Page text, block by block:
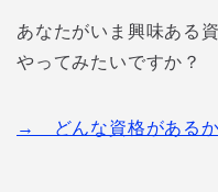
あなたがいま興味ある
やってみたいですか？
→ どんな資格があるか